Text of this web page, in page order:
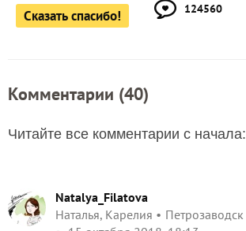
Сказать спасибо! 124560
Комментарии (40)
Читайте все комментарии с начала:
Natalya_Filatova
Наталья, Карелия
Петрозаводск